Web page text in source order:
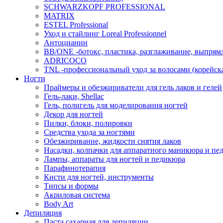
SCHWARZKOPF PROFESSIONAL
MATRIX
ESTEL Professional
Уход и стайлинг Loreal Professionnel
Антоцианин
BB/ONE -ботокс, пластика, разглаживание,
ADRICOCO
TNL -профессиональный уход за волосами
Ногти
Праймеры и обезжириватели для гель лаков и гелей
Гель-лаки, Shellac
Гель, полигель для моделирования ногтей
Декор для ногтей
Пилки, блоки, полировки
Средства ухода за ногтями
Обезжиривание, жидкости снятия лаков
Насадки, колпачки для аппаратного маникюра и
Лампы, аппараты для ногтей и педикюра
Парафинотерапия
Кисти для ногтей, инструменты
Типсы и формы
Акриловая система
Body Art
Депиляция